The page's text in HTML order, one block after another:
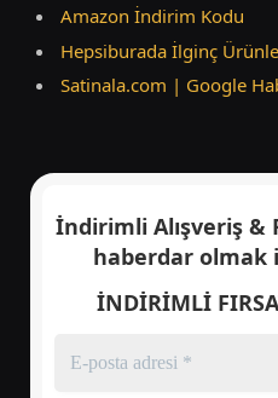
Amazon İndirim Kodu
Hepsiburada İlginç
Satinala.com | Google
İndirimli Alışveriş &
haberdar olmak
İNDİRİMLİ